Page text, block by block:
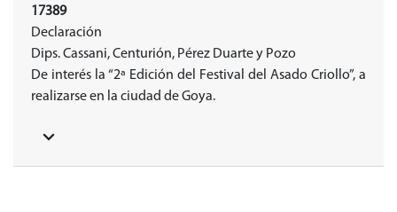
17389
Declaración
Dips. Cassani, Centurión, Pérez Duarte y Pozo
De interés la “2ª Edición del Festival del Asado Criollo”, a
realizarse en la ciudad de Goya.